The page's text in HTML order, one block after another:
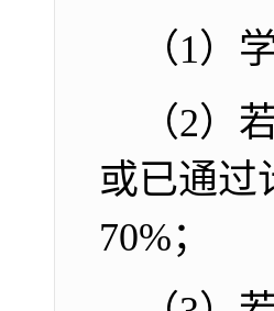
（1 ）
（2）
或已通过
70%；